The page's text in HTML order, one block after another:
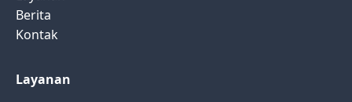
Berita
Kontak
Layanan